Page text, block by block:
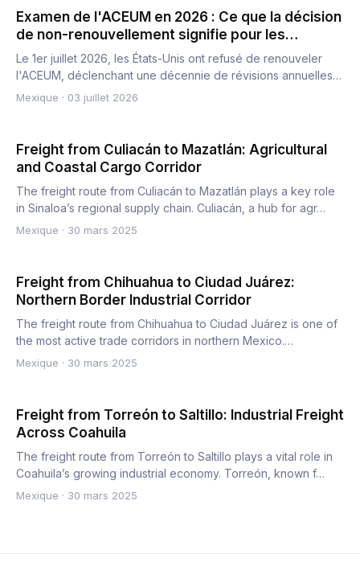
Examen de l'ACEUM en 2026 : Ce que la décision
de non-renouvellement signifie pour les
transporteurs
Le 1er juillet 2026, les États-Unis ont refusé de renouveler
l'ACEUM, déclenchant une décennie de révisions annuelles
ai…
Mexique · 03 juillet 2026
Freight from Culiacán to Mazatlán: Agricultural
and Coastal Cargo Corridor
The freight route from Culiacán to Mazatlán plays a key role
in Sinaloa’s regional supply chain. Culiacán, a hub for agr…
Mexique · 30 mars 2025
Freight from Chihuahua to Ciudad Juárez:
Northern Border Industrial Corridor
The freight route from Chihuahua to Ciudad Juárez is one of
the most active trade corridors in northern Mexico.
Chihuahu…
Mexique · 30 mars 2025
Freight from Torreón to Saltillo: Industrial Freight
Across Coahuila
The freight route from Torreón to Saltillo plays a vital role in
Coahuila’s growing industrial economy. Torreón, known f…
Mexique · 30 mars 2025